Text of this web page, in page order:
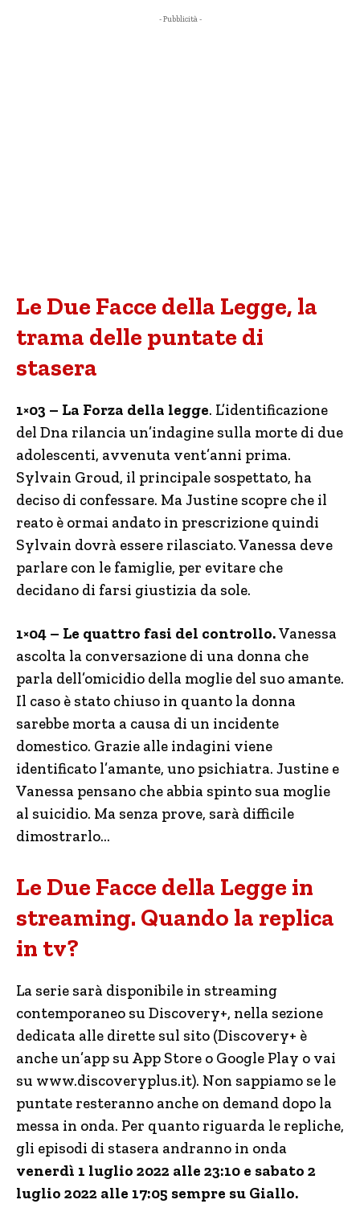
- Pubblicità -
Le Due Facce della Legge, la
trama delle puntate di
stasera
1×03 – La Forza della legge. L’identificazione
del Dna rilancia un’indagine sulla morte di due
adolescenti, avvenuta vent’anni prima.
Sylvain Groud, il principale sospettato, ha
deciso di confessare. Ma Justine scopre che il
reato è ormai andato in prescrizione quindi
Sylvain dovrà essere rilasciato. Vanessa deve
parlare con le famiglie, per evitare che
decidano di farsi giustizia da sole.
1×04 – Le quattro fasi del controllo.Vanessa
ascolta la conversazione di una donna che
parla dell’omicidio della moglie del suo amante.
Il caso è stato chiuso in quanto la donna
sarebbe morta a causa di un incidente
domestico. Grazie alle indagini viene
identificato l’amante, uno psichiatra. Justine e
Vanessa pensano che abbia spinto sua moglie
al suicidio. Ma senza prove, sarà difficile
dimostrarlo…
Le Due Facce della Legge in
streaming. Quando la replica
in tv?
La serie sarà disponibile in streaming
contemporaneo su Discovery+, nella sezione
dedicata alle dirette sul sito (Discovery+ è
anche un’app su App Store o Google Play o vai
su www.discoveryplus.it). Non sappiamo se le
puntate resteranno anche on demand dopo la
messa in onda. Per quanto riguarda le repliche,
gli episodi di stasera andranno in onda
venerdì 1 luglio 2022 alle 23:10 e sabato 2
luglio 2022 alle 17:05 sempre su Giallo.